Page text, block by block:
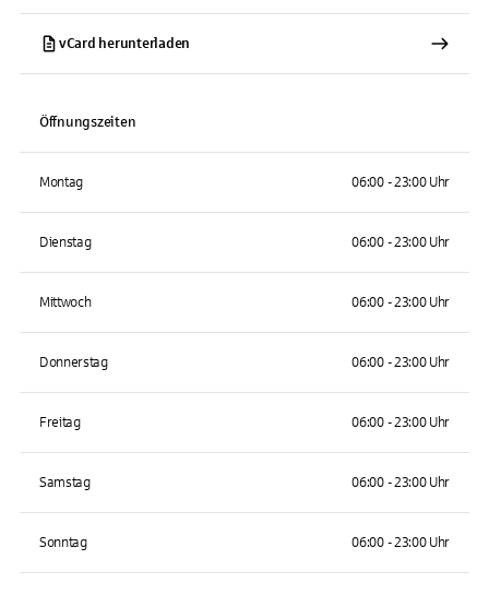
vCard herunterladen
Öffnungszeiten
Montag 06:00 - 23:00 Uhr
Dienstag 06:00 - 23:00 Uhr
Mittwoch 06:00 - 23:00 Uhr
Donnerstag 06:00 - 23:00 Uhr
Freitag 06:00 - 23:00 Uhr
Samstag 06:00 - 23:00 Uhr
Sonntag 06:00 - 23:00 Uhr